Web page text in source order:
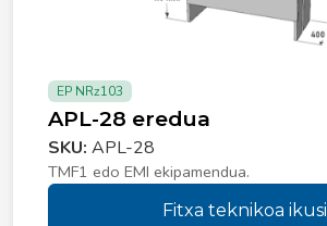
EP NRz103
APL-28 eredua
SKU: APL-28
TMF1 edo EMI ekipamendua.
Fitxa teknikoa ikusi